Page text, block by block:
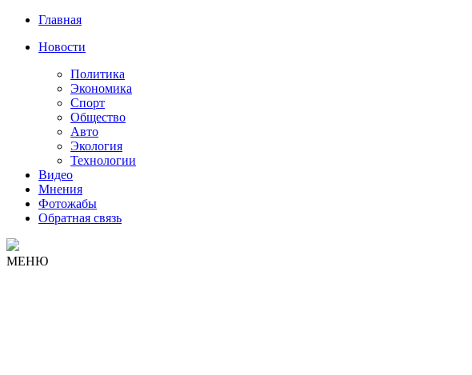
Главная
Новости
Политика
Экономика
Спорт
Общество
Авто
Экология
Технологии
Видео
Мнения
Фотожабы
Обратная связь
МЕНЮ